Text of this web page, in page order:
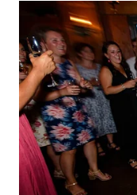
WN
PAKPAK
WN
KARAWANG
WN
BEKASI
WN